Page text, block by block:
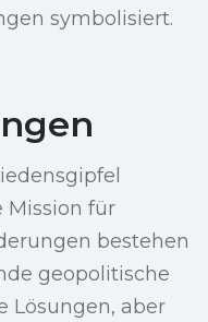
symbolisiert.
Mission für
bestehen
geopolitische
Lösungen, aber